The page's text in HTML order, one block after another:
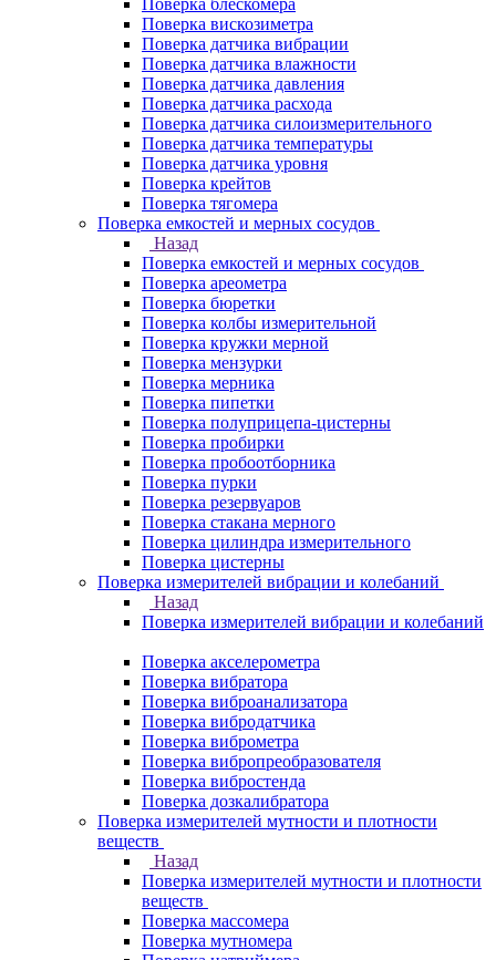
Поверка блескомера
Поверка вискозиметра
Поверка датчика вибрации
Поверка датчика влажности
Поверка датчика давления
Поверка датчика расхода
Поверка датчика силоизмерительного
Поверка датчика температуры
Поверка датчика уровня
Поверка крейтов
Поверка тягомера
Поверка емкостей и мерных сосудов
Назад
Поверка емкостей и мерных сосудов
Поверка ареометра
Поверка бюретки
Поверка колбы измерительной
Поверка кружки мерной
Поверка мензурки
Поверка мерника
Поверка пипетки
Поверка полуприцепа-цистерны
Поверка пробирки
Поверка пробоотборника
Поверка пурки
Поверка резервуаров
Поверка стакана мерного
Поверка цилиндра измерительного
Поверка цистерны
Поверка измерителей вибрации и колебаний
Назад
Поверка измерителей вибрации и колебаний
Поверка акселерометра
Поверка вибратора
Поверка виброанализатора
Поверка вибродатчика
Поверка виброметра
Поверка вибропреобразователя
Поверка вибростенда
Поверка дозкалибратора
Поверка измерителей мутности и плотности
веществ
Назад
Поверка измерителей мутности и плотности
веществ
Поверка массомера
Поверка мутномера